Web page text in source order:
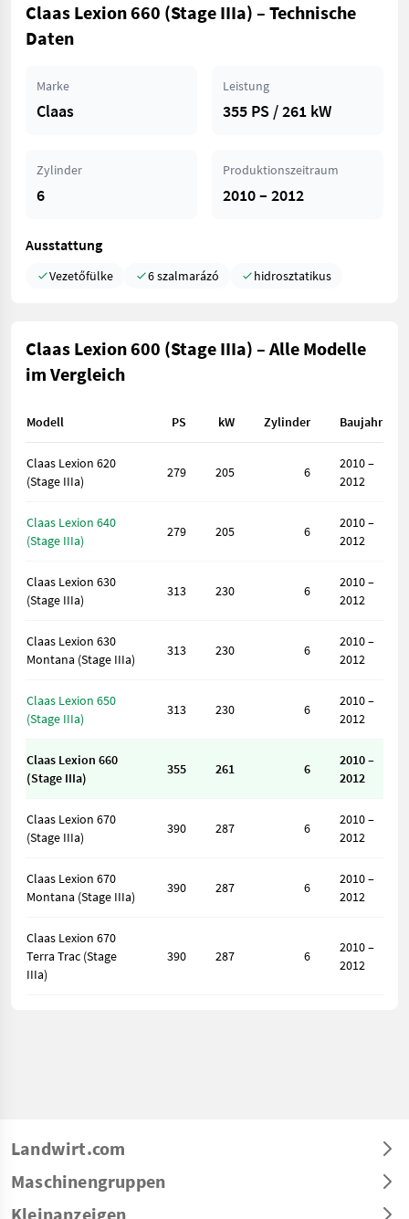
Claas Lexion 660 (Stage IIIa) – Technische
Daten
Marke
Claas
Leistung
355 PS / 261 kW
Zylinder
6
Produktionszeitraum
2010 – 2012
Ausstattung
Vezetőfülke 6 szalmarázó hidrosztatikus
Claas Lexion 600 (Stage IIIa) – Alle Modelle
im Vergleich
Modell PS kW Zylinder Baujahr
Claas Lexion 620
(Stage IIIa)
279 205 6
2010 –
2012
Claas Lexion 640
(Stage IIIa)
279 205 6
2010 –
2012
Claas Lexion 630
(Stage IIIa)
313 230 6
2010 –
2012
Claas Lexion 630
Montana (Stage IIIa)
313 230 6
2010 –
2012
Claas Lexion 650
(Stage IIIa)
313 230 6
2010 –
2012
Claas Lexion 660
(Stage IIIa)
355 261 6
2010 –
2012
Claas Lexion 670
(Stage IIIa)
390 287 6
2010 –
2012
Claas Lexion 670
Montana (Stage IIIa)
390 287 6
2010 –
2012
Claas Lexion 670
Terra Trac (Stage
IIIa)
390 287 6
2010 –
2012
Landwirt.com
Maschinengruppen
Kleinanzeigen